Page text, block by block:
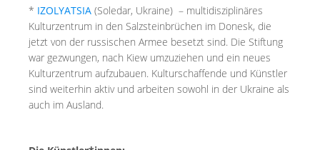
* IZOLYATSIA (Soledar, Ukraine) – multidisziplinäres
Kulturzentrum in den Salzsteinbrüchen im Donesk, die
jetzt von der russischen Armee besetzt sind. Die Stiftung
war gezwungen, nach Kiew umzuziehen und ein neues
Kulturzentrum aufzubauen. Kulturschaffende und Künstler
sind weiterhin aktiv und arbeiten sowohl in der Ukraine als
auch im Ausland.